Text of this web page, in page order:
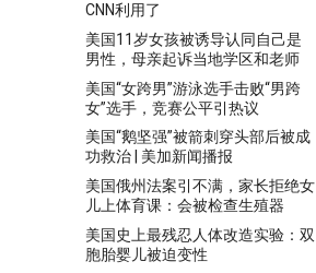
CNN利用了
美国11岁女孩被诱导认同自己是
男性，母亲起诉当地学区和老师
美国“女跨男”游泳选手击败“男跨
女”选手，竞赛公平引热议
美国“鹅坚强”被箭刺穿头部后被成
功救治 | 美加新闻播报
美国俄州法案引不满，家长拒绝女
儿上体育课：会被检查生殖器
美国史上最残忍人体改造实验：双
胞胎婴儿被迫变性